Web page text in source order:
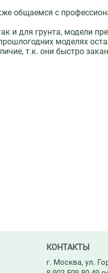
общаемся с
и для грунта, модели
моделях
т.к. они быстро
КОНТАКТЫ
г. Москва, ул.